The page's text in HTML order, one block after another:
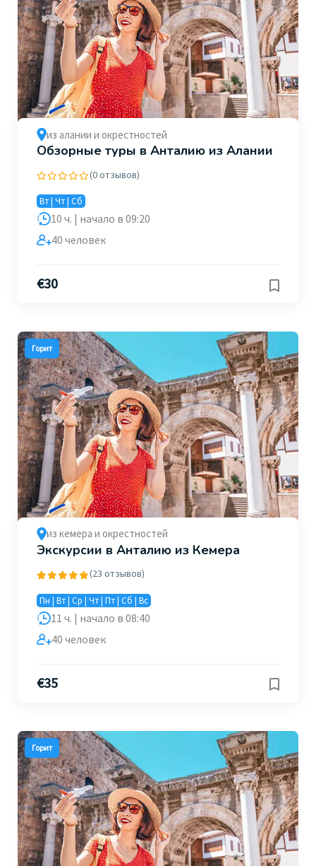
из алании и окрестностей
Обзорные туры в Анталию из Алании
(0 отзывов)
Вт | Чт | Сб
10 ч. | начало в 09:20
40 человек
€30
Горит
из кемера и окрестностей
Экскурсии в Анталию из Кемера
(23 отзывов)
Пн | Вт | Ср | Чт | Пт | Сб | Вс
11 ч. | начало в 08:40
40 человек
€35
Горит